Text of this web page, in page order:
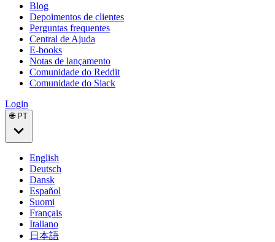
Blog
Depoimentos de clientes
Perguntas frequentes
Central de Ajuda
E-books
Notas de lançamento
Comunidade do Reddit
Comunidade do Slack
Login
🌐 PT
English
Deutsch
Dansk
Español
Suomi
Français
Italiano
日本語